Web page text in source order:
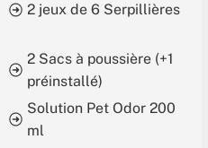
2 jeux de 6 Serpillières
2 Sacs à poussière (+1
préinstallé)
Solution Pet Odor 200
ml